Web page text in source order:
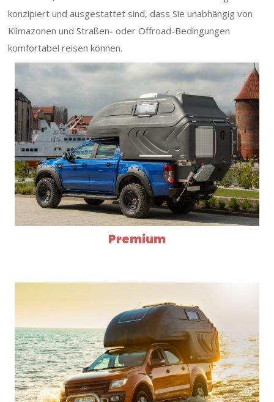
konzipiert und ausgestattet sind, dass Sie unabhängig von
Klimazonen und Straßen- oder Offroad-Bedingungen
komfortabel reisen können.
Premium